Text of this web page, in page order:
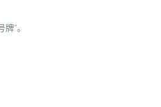
”。